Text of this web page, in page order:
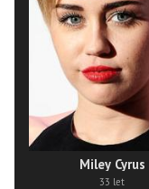
Miley Cyrus
33 let